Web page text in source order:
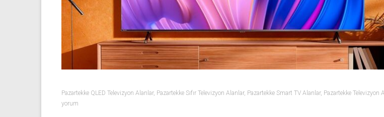
Sıfır
Televizyon
iletişim
kurarak
televizyonlarınızı
hemen
Pazartekke QLED Televizyon Alanlar, Pazartekke Sıfır Televizyon Alanlar, Pazartekke Smart TV Alanlar, Pazartekke Televizyon
yorum